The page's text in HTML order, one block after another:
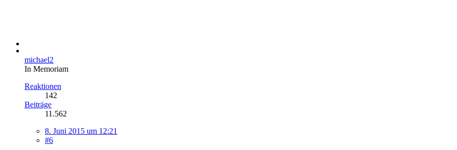
michael2
In Memoriam
Reaktionen
142
Beiträge
11.562
8. Juni 2015 um 12:21
#6